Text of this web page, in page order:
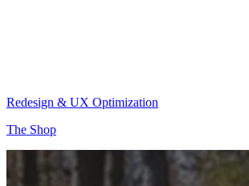
Redesign & UX Optimization
The Shop